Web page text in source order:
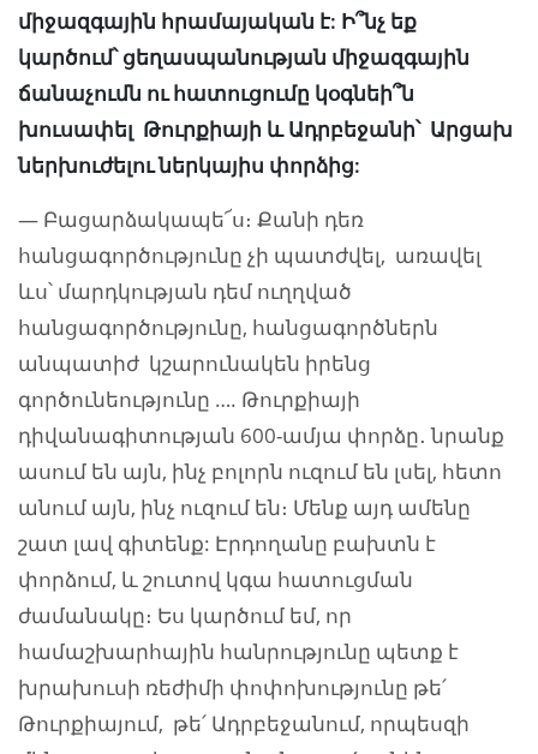
միջազգային հրամայական է: Ի՞նչ եք
կարծում՝ ցեղասպանության միջազգային
ճանաչումն ու հատուցումը կօգնեի՞ն
խուսափել Թուրքիայի և Ադրբեջանի՝ Արցախ
ներխուժելու ներկայիս փորձից:
— Բացարձակապե՜ս։ Քանի դեռ
հանցագործությունը չի պատժվել, առավել
ևս՝ մարդկության դեմ ուղղված
հանցագործությունը, հանցագործներն
անպատիժ կշարունակեն իրենց
գործունեությունը …. Թուրքիայի
դիվանագիտության 600-ամյա փորձը․ նրանք
ասում են այն, ինչ բոլորն ուզում են լսել, հետո
անում այն, ինչ ուզում են։ Մենք այդ ամենը
շատ լավ գիտենք: Էրդողանը բախտն է
փորձում, և շուտով կգա հատուցման
ժամանակը։ Ես կարծում եմ, որ
համաշխարհային հանրությունը պետք է
խրախուսի ռեժիմի փոփոխությունը թե՛
Թուրքիայում, թե՛ Ադրբեջանում, որպեսզի